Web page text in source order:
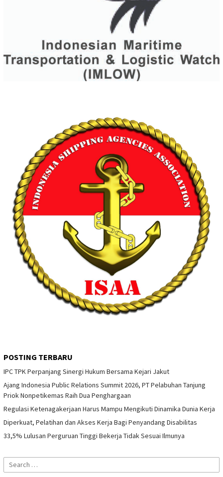
POSTING TERBARU
IPC TPK Perpanjang Sinergi Hukum Bersama Kejari Jakut
Ajang Indonesia Public Relations Summit 2026, PT Pelabuhan Tanjung
Priok Nonpetikemas Raih Dua Penghargaan
Regulasi Ketenagakerjaan Harus Mampu Mengikuti Dinamika Dunia Kerja
Diperkuat, Pelatihan dan Akses Kerja Bagi Penyandang Disabilitas
33,5% Lulusan Perguruan Tinggi Bekerja Tidak Sesuai Ilmunya
Search
for: